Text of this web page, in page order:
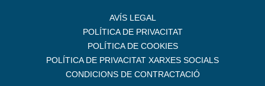
AVÍS LEGAL
POLÍTICA DE PRIVACITAT
POLÍTICA DE COOKIES
POLÍTICA DE PRIVACITAT XARXES SOCIALS
CONDICIONS DE CONTRACTACIÓ